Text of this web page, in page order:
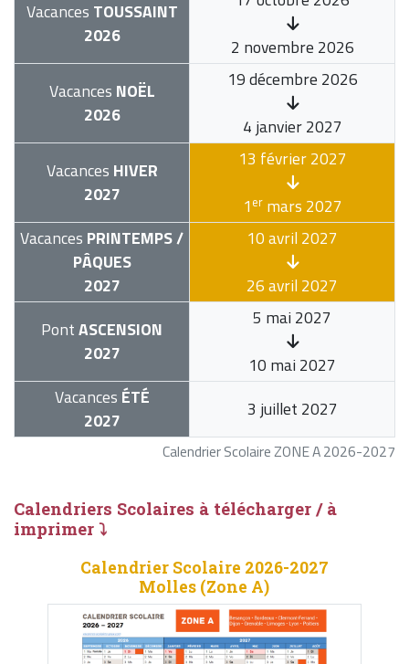
Calendrier Scolaire ZONE A 2026-2027
Vacances TOUSSAINT
2026
2 novembre 2026
Vacances NOËL
2026
19 décembre 2026
4 janvier 2027
Vacances HIVER
2027
13 février 2027
1ermars 2027
Vacances PRINTEMPS /
PÂQUES
2027
10 avril 2027
26 avril 2027
PontASCENSION
2027
5 mai 2027
10 mai 2027
Vacances ÉTÉ
2027
3 juillet 2027
Calendriers Scolaires à télécharger / à
imprimer ⤵
Calendrier Scolaire 2026-2027
Molles (Zone A)